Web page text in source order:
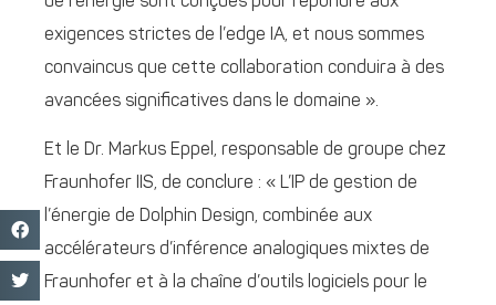
exigences strictes de l’edge IA, et nous sommes
convaincus que cette collaboration conduira à des
avancées significatives dans le domaine ».
Et le Dr. Markus Eppel, responsable de groupe chez
Fraunhofer IIS, de conclure : « L’IP de gestion de
l’énergie de Dolphin Design, combinée aux
accélérateurs d’inférence analogiques mixtes de
Fraunhofer et à la chaîne d’outils logiciels pour le